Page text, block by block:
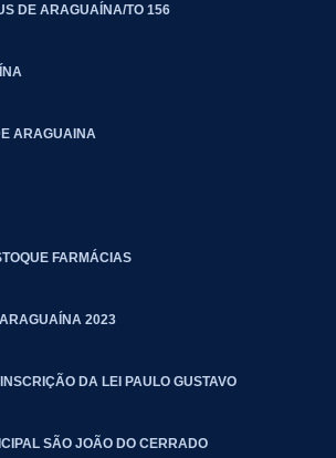
DE ARAGUAÍNA/TO 156
ARAGUAINA
FARMÁCIAS
2023
DA LEI PAULO GUSTAVO
SÃO JOÃO DO CERRADO